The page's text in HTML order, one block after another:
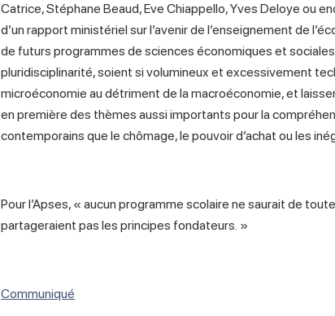
Catrice, Stéphane Beaud, Eve Chiappello, Yves Deloye ou
d’un rapport ministériel sur l’avenir de l’enseignement de
de futurs programmes de sciences économiques et
pluridisciplinarité, soient si volumineux et excessivement
microéconomie au détriment de la macroéconomie, et
en première des thèmes aussi importants pour la
contemporains que le chômage, le pouvoir d’achat ou les
Pour l’Apses, « aucun programme scolaire ne saurait de
partageraient pas les principes fondateurs. »
Communiqué